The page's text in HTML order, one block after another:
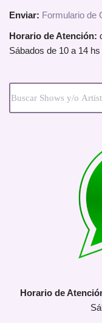
Enviar: Formulario de
Horario de Atención:
Sábados de 10 a 14 hs
Horario de